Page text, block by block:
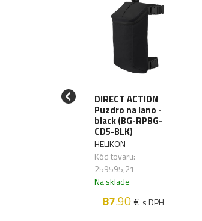
DIRECT ACTION
Puzdro na lano -
black (BG-RPBG-
CD5-BLK)
HELIKON
Kód tovaru:
259595,21
Na sklade
87.90€ s DPH